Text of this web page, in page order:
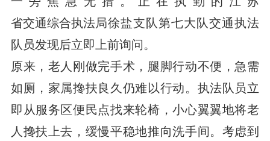
省交通综合执法局徐盐支队第七大队交通执法
队员发现后立即上前询问。
原来，老人刚做完手术，腿脚行动不便，急需
如厕，家属搀扶良久仍难以行动。执法队员立
即从服务区便民点找来轮椅，小心翼翼地将老
人搀扶上去，缓慢平稳地推向洗手间。考虑到